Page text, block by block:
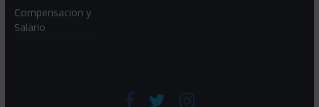
Compensacion y
Salario